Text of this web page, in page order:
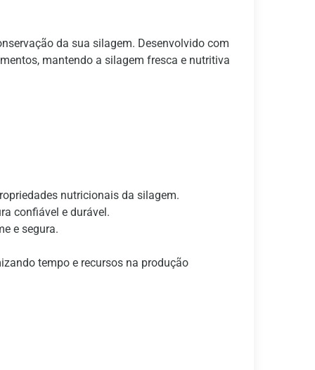
da sua silagem. Desenvolvido com
mantendo a silagem fresca e nutritiva
nutricionais da silagem.
confiável e durável.
e segura.
tempo e recursos na produção